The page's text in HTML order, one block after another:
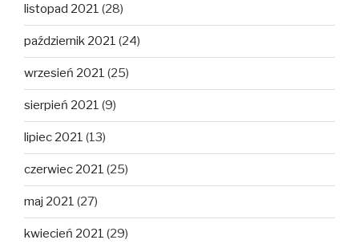
listopad 2021 (28)
październik 2021 (24)
wrzesień 2021 (25)
sierpień 2021 (9)
lipiec 2021 (13)
czerwiec 2021 (25)
maj 2021 (27)
kwiecień 2021 (29)